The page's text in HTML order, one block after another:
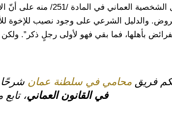
لقد نص قانون الأحوال
والدليل الشرعي على وجود نصيب للإخوة
بأهلها، فما بقي فهو لأولى رجلٍ ذكر”.
فريق محامي في سلطنة عمان شرحًا
في القانون العماني، تابع